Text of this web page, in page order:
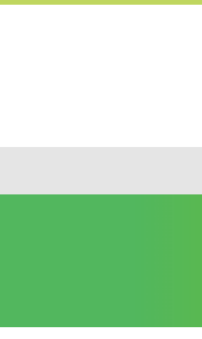
テ
名